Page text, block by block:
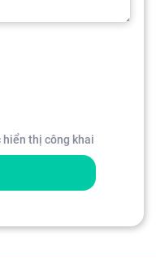
hiển thị công khai